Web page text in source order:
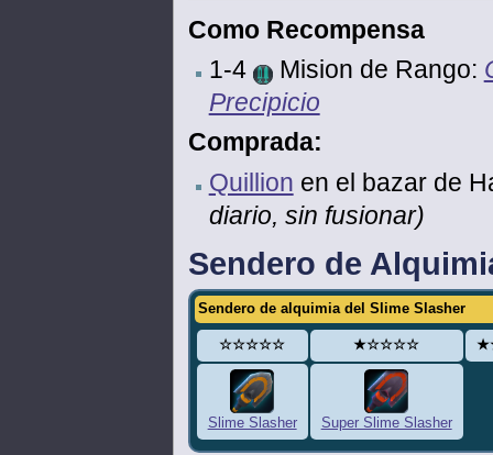
Como Recompensa
1-4
Mision de Rango:
Precipicio
Comprada:
Quillion en el bazar de
diario, sin fusionar)
Sendero de
Sendero de alquimia del Slime Slasher
☆☆☆☆☆ ★☆☆☆☆
Slime Slasher Super Slime Slasher